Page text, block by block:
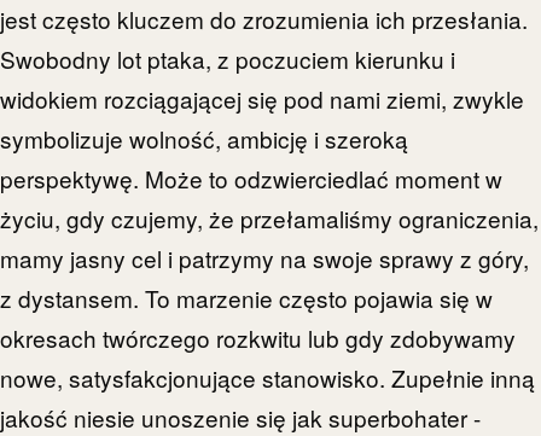
jest często kluczem do zrozumienia ich przesłania.
Swobodny lot ptaka, z poczuciem kierunku i
widokiem rozciągającej się pod nami ziemi, zwykle
symbolizuje wolność, ambicję i szeroką
perspektywę. Może to odzwierciedlać moment w
życiu, gdy czujemy, że przełamaliśmy ograniczenia,
mamy jasny cel i patrzymy na swoje sprawy z góry,
z dystansem. To marzenie często pojawia się w
okresach twórczego rozkwitu lub gdy zdobywamy
nowe, satysfakcjonujące stanowisko. Zupełnie inną
jakość niesie unoszenie się jak superbohater -